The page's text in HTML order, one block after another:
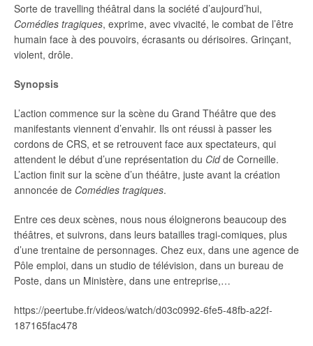
Sorte de travelling théâtral dans la société d’aujourd’hui,
Comédies tragiques, exprime, avec vivacité, le combat de l’être
humain face à des pouvoirs, écrasants ou dérisoires. Grinçant,
violent, drôle.
Synopsis
L’action commence sur la scène du Grand Théâtre que des
manifestants viennent d’envahir. Ils ont réussi à passer les
cordons de CRS, et se retrouvent face aux spectateurs, qui
attendent le début d’une représentation du Cidde Corneille.
L’action finit sur la scène d’un théâtre, juste avant la création
annoncée de Comédies tragiques.
Entre ces deux scènes, nous nous éloignerons beaucoup des
théâtres, et suivrons, dans leurs batailles tragi-comiques, plus
d’une trentaine de personnages. Chez eux, dans une agence de
Pôle emploi, dans un studio de télévision, dans un bureau de
Poste, dans un Ministère, dans une entreprise,…
https://peertube.fr/videos/watch/d03c0992-6fe5-48fb-a22f-
187165fac478